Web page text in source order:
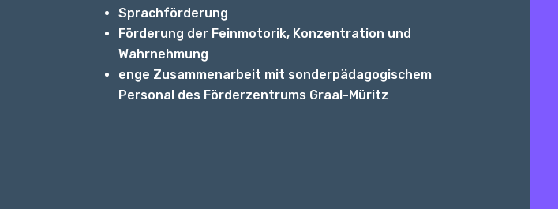
Sprachförderung
Förderung der Feinmotorik, Konzentration und
Wahrnehmung
enge Zusammenarbeit mit sonderpädagogischem
Personal des Förderzentrums Graal-Müritz